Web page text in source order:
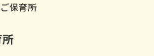
保育所